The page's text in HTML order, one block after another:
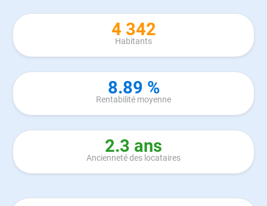
4 342
Habitants
8.89 %
Rentabilité moyenne
2.3 ans
Ancienneté des locataires